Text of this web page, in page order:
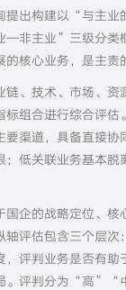
出构建以“与主
主业”三级分类
核心业务，是主责
链、技术、市场、
标组合进行综合
渠道，具备直接
低关联业务基本
国企的战略定位、
评估包含三个层
评判业务是否有
。评判分为“高